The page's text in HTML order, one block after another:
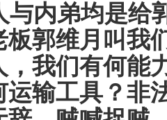
与内弟均是给
板郭维月叫我
，我们有何能
运输工具？非